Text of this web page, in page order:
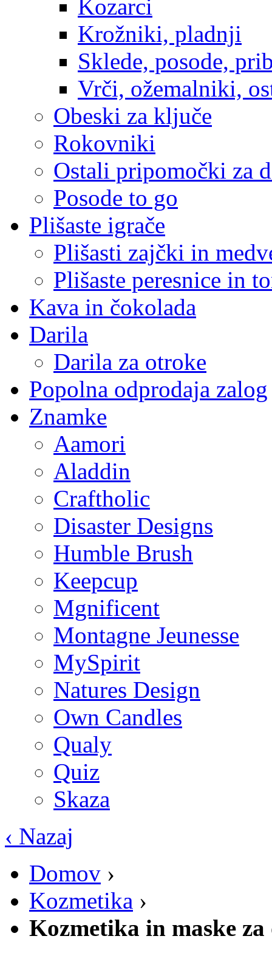
Kozarci
Krožniki, pladnji
Sklede, posode,
Vrči, ožemalniki,
Obeski za ključe
Rokovniki
Ostali pripomočki za
Posode to go
Plišaste igrače
Plišasti zajčki in
Plišaste peresnice in
Kava in čokolada
Darila
Darila za otroke
Popolna odprodaja zalog
Znamke
Aamori
Aladdin
Craftholic
Disaster Designs
Humble Brush
Keepcup
Mgnificent
Montagne Jeunesse
MySpirit
Natures Design
Own Candles
Qualy
Quiz
Skaza
‹ Nazaj
Domov ›
Kozmetika ›
Kozmetika in maske za